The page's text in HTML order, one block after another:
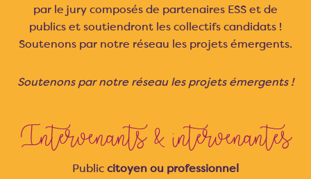
par le jury composés de partenaires ESS et de
publics et soutiendront les collectifs candidats !
Soutenons par notre réseau les projets émergents.
Soutenons par notre réseau les projets émergents !
Intervenants & intervenantes
Public citoyen ou professionnel